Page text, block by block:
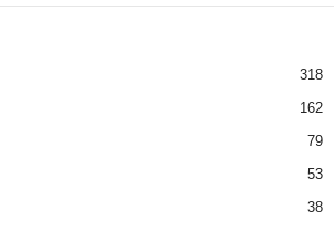
318
162
79
53
38